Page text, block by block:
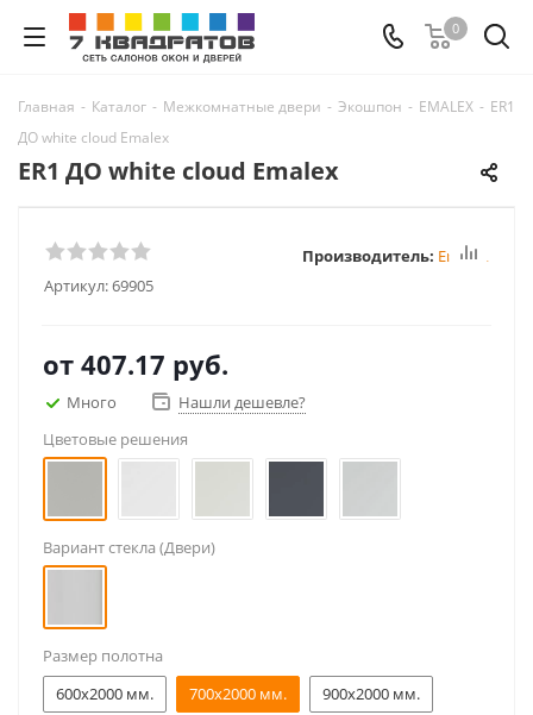
0
Главная - Каталог - Межкомнатные двери - Экошпон - EMALEX - ER1
ДО white cloud Emalex
ER1 ДО white cloud Emalex
Артикул:69905
Производитель: Emalex
от 407.17 руб.
Много
Нашли дешевле?
Цветовые решения
Вариант стекла (Двери)
Размер полотна
600x2000 мм.
700x2000 мм. 900x2000 мм.